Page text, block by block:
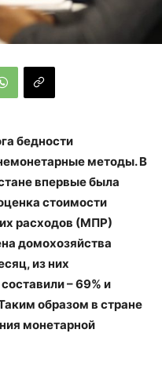
бедности
методы. В
впервые была
стоимости
расходов (МПР)
домохозяйства
из них
– 69% и
образом в стране
монетарной